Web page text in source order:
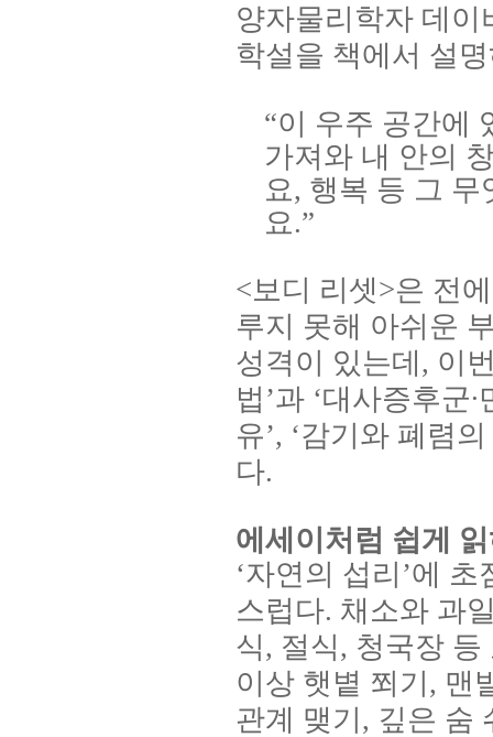
양자물리학자 데이
학설을 책에서 설
“이 우주 공간에
가져와 내 안의
요, 행복 등 그 무
요.”
<보디 리셋>은 전
루지 못해 아쉬운
성격이 있는데 , 이
법 ’과‘대사증후군∙
유’, ‘감기와 폐렴
다.
에세이처럼 쉽게
‘자연의 섭리 ’에 초
스럽다. 채소와 과
식, 절식, 청국장 등
이상 햇볕 쬐기 , 맨
관계 맺기 , 깊은 숨